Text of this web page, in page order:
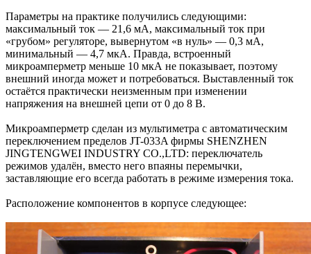
Параметры на практике получились следующими:
максимальный ток — 21,6 мА, максимальный ток при
«грубом» регуляторе, вывернутом «в нуль» — 0,3 мА,
минимальный — 4,7 мкА. Правда, встроенный
микроамперметр меньше 10 мкА не показывает, поэтому
внешний иногда может и потребоваться. Выставленный ток
остаётся практически неизменным при изменении
напряжения на внешней цепи от 0 до 8 В.
Микроамперметр сделан из мультиметра с автоматическим
переключением пределов JT-033A фирмы SHENZHEN
JINGTENGWEI INDUSTRY CO.,LTD: переключатель
режимов удалён, вместо него впаяны перемычки,
заставляющие его всегда работать в режиме измерения тока.
Расположение компонентов в корпусе следующее: